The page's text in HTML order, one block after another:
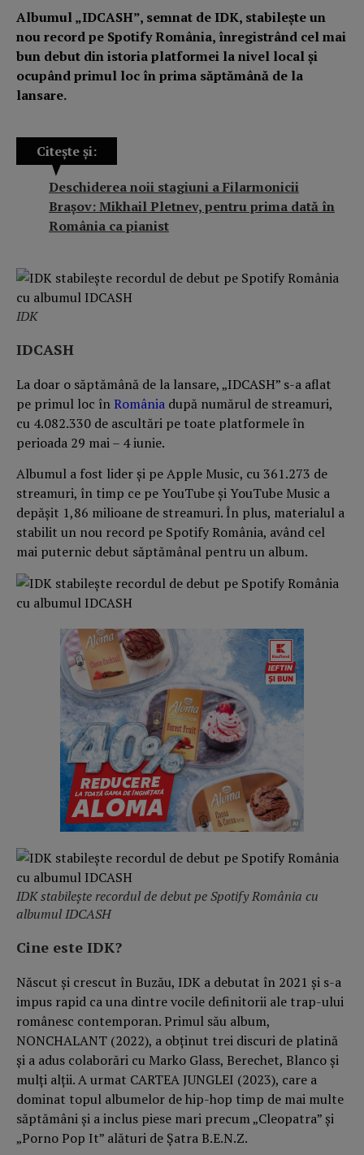
Albumul „IDCASH”, semnat de IDK, stabilește un
nou record pe Spotify România, înregistrând cel mai
bun debut din istoria platformei la nivel local și
ocupând primul loc în prima săptămână de la
lansare.
Citește și:
Deschiderea noii stagiuni a Filarmonicii
Brașov: Mikhail Pletnev, pentru prima dată în
România ca pianist
IDK
IDCASH
La doar o săptămână de la lansare, „IDCASH” s-a aflat
pe primul loc în România după numărul de streamuri,
cu 4.082.330 de ascultări pe toate platformele în
perioada 29 mai – 4 iunie.
Albumul a fost lider și pe Apple Music, cu 361.273 de
streamuri, în timp ce pe YouTube și YouTube Music a
depășit 1,86 milioane de streamuri. În plus, materialul a
stabilit un nou record pe Spotify România, având cel
mai puternic debut săptămânal pentru un album.
IDK stabilește recordul de debut pe Spotify România cu
albumul IDCASH
Cine este IDK?
Născut și crescut în Buzău, IDK a debutat în 2021 și s-a
impus rapid ca una dintre vocile definitorii ale trap-ului
românesc contemporan. Primul său album,
NONCHALANT (2022), a obținut trei discuri de platină
și a adus colaborări cu Marko Glass, Berechet, Blanco și
mulți alții. A urmat CARTEA JUNGLEI (2023), care a
dominat topul albumelor de hip-hop timp de mai multe
săptămâni și a inclus piese mari precum „Cleopatra” și
„Porno Pop It” alături de Șatra B.E.N.Z.